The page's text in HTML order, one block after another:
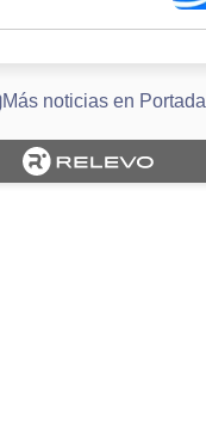
Más noticias en Portada